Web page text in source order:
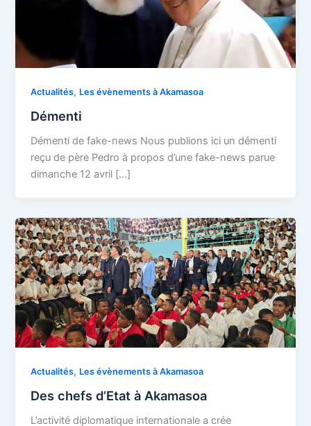
Actualités, Les évènements à Akamasoa
Démenti
Démenti de fake-news Nous publions ici un démenti
reçu de père Pedro à propos d’une fake-news parue
dimanche 12 avril […]
Actualités, Les évènements à Akamasoa
Des chefs d’Etat à Akamasoa
L’activité diplomatique internationale a crée